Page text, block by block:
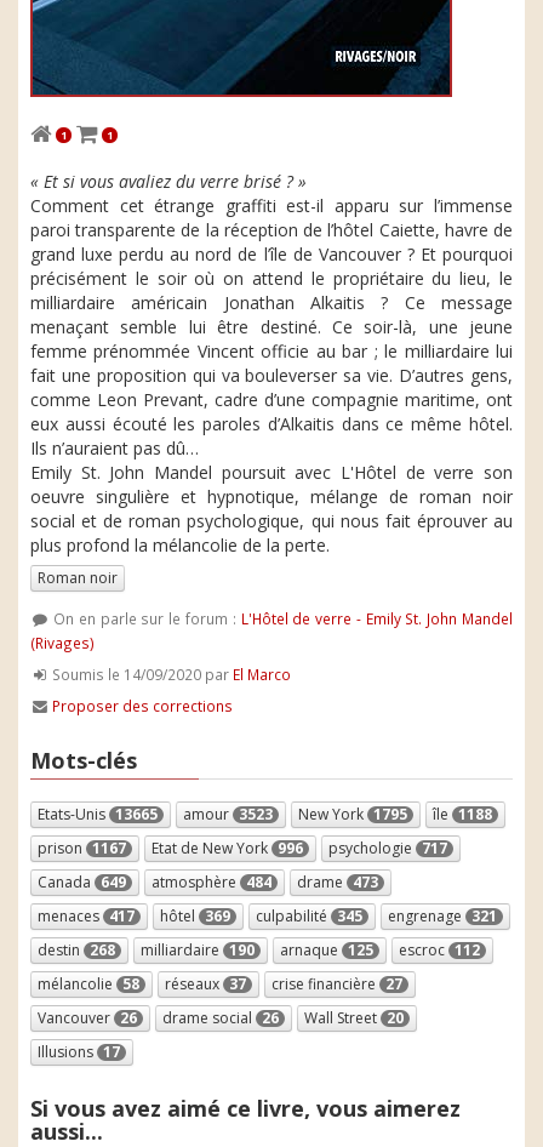
1 1
« Et si vous avaliez du verre brisé ? »
Comment cet étrange graffiti est-il apparu sur l’immense
paroi transparente de la réception de l’hôtel Caiette, havre de
grand luxe perdu au nord de l’île de Vancouver ? Et pourquoi
précisément le soir où on attend le propriétaire du lieu, le
milliardaire américain Jonathan Alkaitis ? Ce message
menaçant semble lui être destiné. Ce soir-là, une jeune
femme prénommée Vincent officie au bar ; le milliardaire lui
fait une proposition qui va bouleverser sa vie. D’autres gens,
comme Leon Prevant, cadre d’une compagnie maritime, ont
eux aussi écouté les paroles d’Alkaitis dans ce même hôtel.
Ils n’auraient pas dû…
Emily St. John Mandel poursuit avec L'Hôtel de verre son
oeuvre singulière et hypnotique, mélange de roman noir
social et de roman psychologique, qui nous fait éprouver au
plus profond la mélancolie de la perte.
Roman noir
On en parle sur le forum : L'Hôtel de verre - Emily St. John Mandel
(Rivages)
Soumis le 14/09/2020 par El Marco
Proposer des corrections
Mots-clés
Etats-Unis 13665 amour 3523 New York 1795 île 1188
prison 1167 Etat de New York 996 psychologie 717
Canada 649 atmosphère 484 drame 473
menaces 417 hôtel 369 culpabilité 345 engrenage 321
destin 268 milliardaire 190 arnaque 125 escroc 112
mélancolie 58 réseaux 37 crise financière 27
Vancouver 26 drame social 26 Wall Street 20
Illusions 17
Si vous avez aimé ce livre, vous aimerez
aussi...